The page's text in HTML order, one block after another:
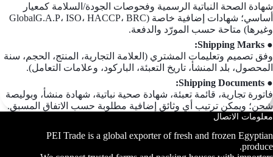
شهادة الصحة النباتية الرسمية وفحوصات الجودة/السلامة كمعيار
أساسي؛ شهادات إضافية خاصة (GlobalG.A.P، ISO، HACCP، BRC
وغيرها) متاحة حسب المورّد والدفعة.
● Shipping Marks:
وفق تصميم وتعليمات المشتري (العلامة التجارية، المنتج، الحجم، سنة
المحصول، بلد المنشأ، تاريخ التعبئة، الباركود، وعلامات التعامل).
● Shipping Documents:
فاتورة تجارية، قائمة تعبئة، شهادة صحية نباتية، شهادة منشأ، وبوليصة
شحن؛ ويمكن ترتيب أي وثائق إضافية مطلوبة حسب الاتفاق المسبق.
معلومات الاتصال
PEI Trade is a global exporter of fresh and frozen Egyptian
produce.